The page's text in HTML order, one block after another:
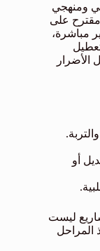
ومنهجي
مقترح على
مباشرة،
الأضرار
أو
ليست
المراحل